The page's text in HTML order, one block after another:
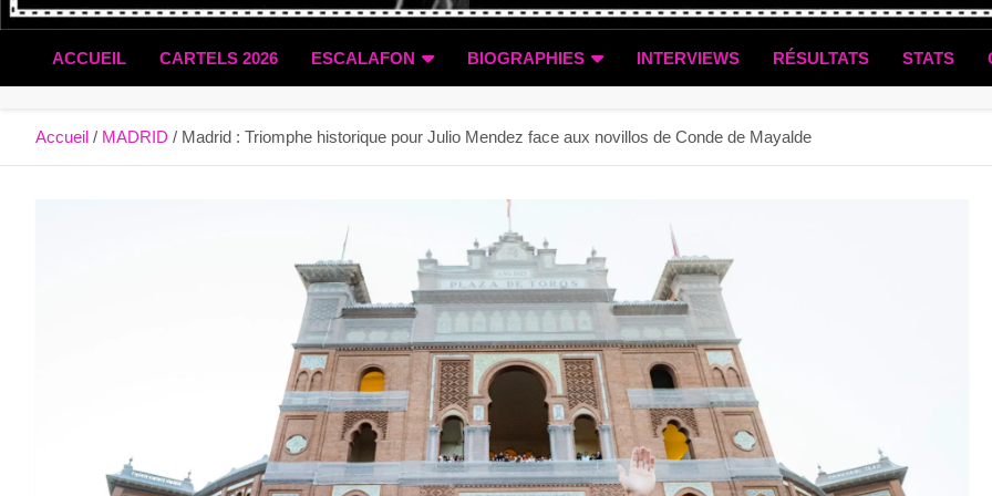
ACCUEIL CARTELS 2026 ESCALAFON BIOGRAPHIES INTERVIEWS RÉSULTATS STATS
Accueil MADRID Madrid : Triomphe historique pour Julio Mendez face aux novillos de Conde de Mayalde